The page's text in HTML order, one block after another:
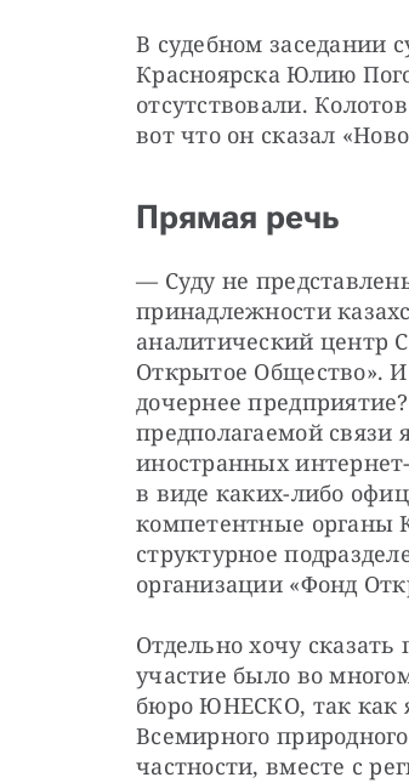
В судебном заседании
Красноярска Юлию
отсутствовали.
вот что он сказал
Прямая речь
— Суду не
принадлежности
аналитический центр
Открытое Общество».
дочернее
предполагаемой связи
иностранных
в виде каких-либо
компетентные органы
структурное
организации «Фонд
Отдельно хочу
участие было во
бюро ЮНЕСКО, так как
Всемирного
частности, вместе с